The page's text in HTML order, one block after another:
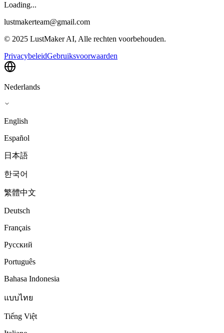
Loading...
lustmakerteam@gmail.com
© 2025 LustMaker AI, Alle rechten voorbehouden.
PrivacybeleidGebruiksvoorwaarden
Nederlands
English
Español
日本語
한국어
繁體中文
Deutsch
Français
Русский
Português
Bahasa Indonesia
แบบไทย
Tiếng Việt